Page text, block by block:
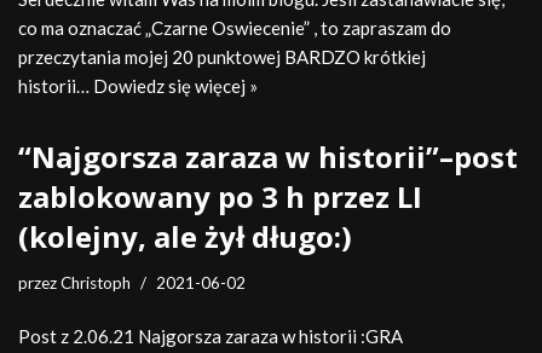
co ma oznaczać „Czarne Oswiecenie” , to zapraszam do
przeczytania mojej 20 punktowej BARDZO krótkiej
historii… Dowiedz się więcej »
“Najgorsza zaraza w historii”–post
zablokowany po 3 h przez LI
(kolejny, ale żył długo:)
przezChristoph 2021-06-02
Post z 2.06.21 Najgorsza zaraza w historii :GRA